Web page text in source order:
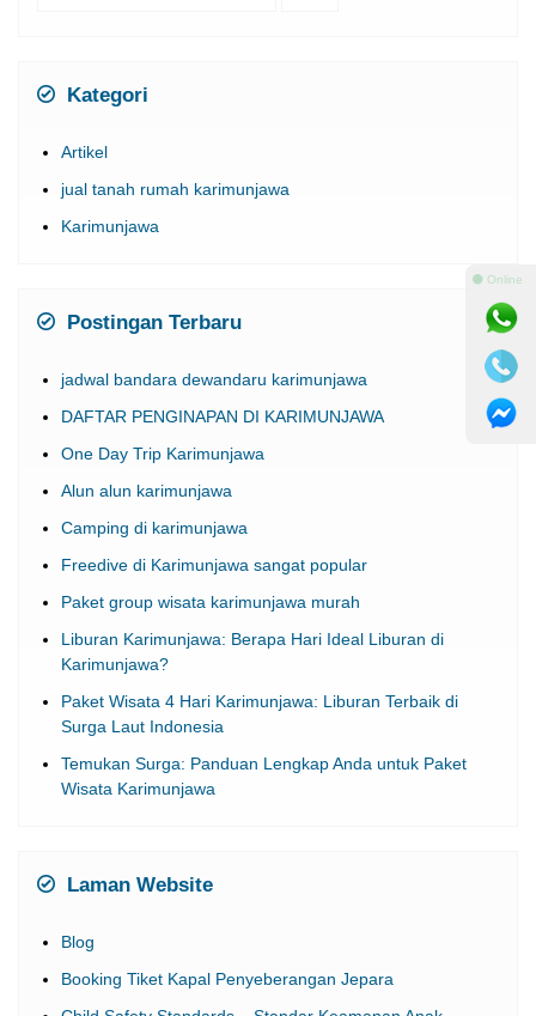
Artikel
Karimunjawa
jadwal bandara dewandaru karimunjawa
One Day Trip Karimunjawa
Alun alun karimunjawa
Camping di karimunjawa
Freedive di Karimunjawa sangat popular
Paket group wisata karimunjawa murah
Liburan Karimunjawa: Berapa Hari Ideal Liburan di
Karimunjawa?
Paket Wisata 4 Hari Karimunjawa: Liburan Terbaik di
Surga Laut Indonesia
Temukan Surga: Panduan Lengkap Anda untuk Paket
Wisata Karimunjawa
Blog
Child Safety Standards – Standar Keamanan Anak
FAQ – Pertanyaan yang Sering Diajukan
⚫ Online